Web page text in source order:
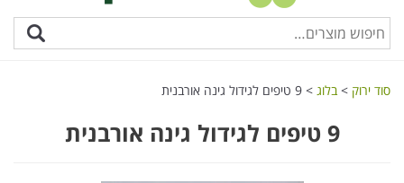
סוד ירוק >בלוג > 9 טיפים לגידול גינה אורבנית
9 טיפים לגידול גינה אורבנית